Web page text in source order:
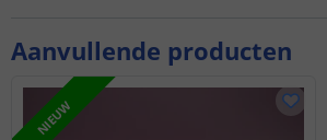
Aanvullende producten
NIEUW